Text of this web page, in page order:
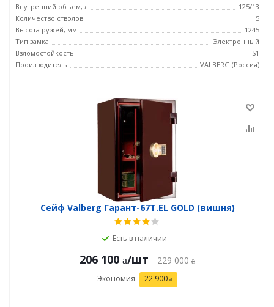
Внутренний объем, л
125/13
Количество стволов
5
Высота ружей, мм
1245
Тип замка
Электронный
Взломостойкость
S1
Производитель
VALBERG (Россия)
Сейф Valberg Гарант-67T.EL GOLD (вишня)
Есть в наличии
206 100 /шт 229 000
Экономия 22 900